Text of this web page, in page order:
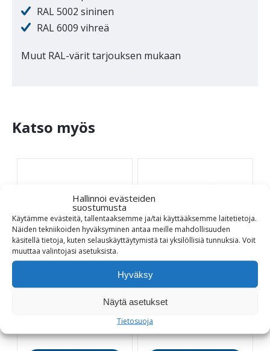
Hallinnoi evästeiden
suostumusta
Käytämme evästeitä, tallentaaksemme ja/tai käyttääksemme laitetietoja.
Näiden tekniikoiden hyväksyminen antaa meille mahdollisuuden
käsitellä tietoja, kuten selauskäyttäytymistä tai yksilöllisiä tunnuksia. Voit
muuttaa valintojasi asetuksista.
Hyväksy
Näytä asetukset
Tietosuoja
RAL 5002 sininen
RAL 6009 vihreä
Muut RAL-värit tarjouksen mukaan
Katso myös
Style kierrätysmuovi
elementti
Gloria Style
Teräsverkkoistuinosa